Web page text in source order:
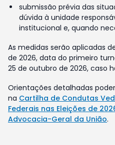
submissão prévia das
dúvida à unidade
institucional e, quando
As medidas serão aplicadas
de 2026, data do primeiro
25 de outubro de 2026, caso
Orientações detalhadas
na Cartilha de Condutas
Federais nas Eleições de
Advocacia-Geral da União.